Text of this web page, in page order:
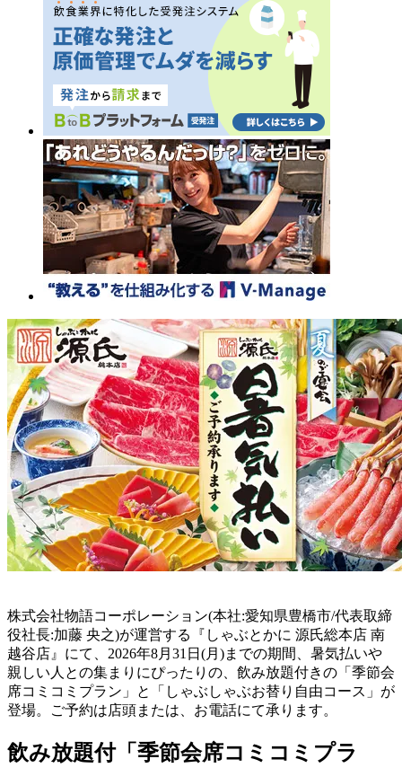
株式会社物語コーポレーション(本社:愛知県豊橋市/代表取締
役社長:加藤 央之)が運営する『しゃぶとかに 源氏総本店 南
越谷店』にて、2026年8月31日(月)までの期間、暑気払いや
親しい人との集まりにぴったりの、飲み放題付きの「季節会
席コミコミプラン」と「しゃぶしゃぶお替り自由コース」が
登場。ご予約は店頭または、お電話にて承ります。
飲み放題付「季節会席コミコミプラ